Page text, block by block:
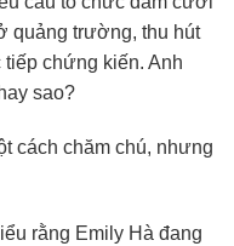
quảng trường, thu hút
chứng kiến. Anh
sao?
cách chăm chú, nhưng
rằng Emily Hà đang